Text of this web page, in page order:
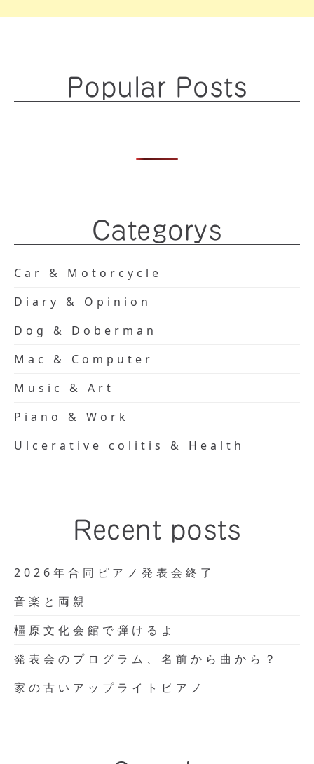
Popular Posts
Categorys
Car & Motorcycle
Diary & Opinion
Dog & Doberman
Mac & Computer
Music & Art
Piano & Work
Ulcerative colitis & Health
Recent posts
2026年合同ピアノ発表会終了
音楽と両親
橿原文化会館で弾けるよ
発表会のプログラム、名前から曲から？
家の古いアップライトピアノ